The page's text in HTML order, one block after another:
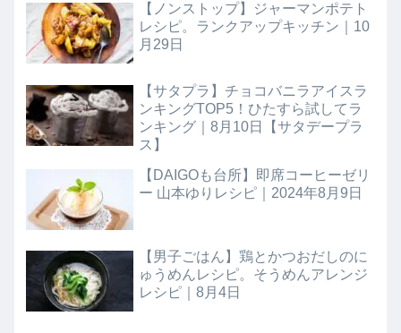
【ノンストップ】ジャーマンポテト
レシピ。ランクアップキッチン｜10
月29日
【サタプラ】チョコバニラアイスラ
ンキングTOP5！ひたすら試してラ
ンキング｜8月10日【サタデープラ
ス】
【DAIGOも台所】即席コーヒーゼリ
ー 山本ゆりレシピ｜2024年8月9日
【男子ごはん】鶏とかつおだしのに
ゅうめんレシピ。そうめんアレンジ
レシピ｜8月4日